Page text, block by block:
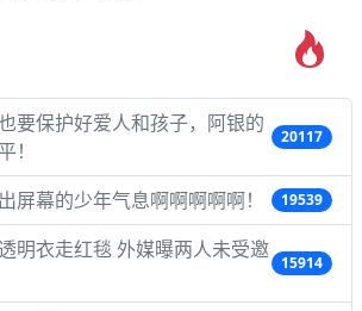
要保护好爱人和孩子，阿银的
！
20117
屏幕的少年气息啊啊啊啊啊！ 19539
明衣走红毯 外媒曝两人未受邀
15914